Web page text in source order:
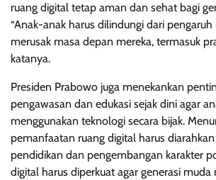
ruang digital tetap aman dan sehat bagi
“Anak-anak harus dilindungi dari
merusak masa depan mereka, termasuk
katanya.
Presiden Prabowo juga menekankan
pengawasan dan edukasi sejak dini agar
menggunakan teknologi secara bijak.
pemanfaatan ruang digital harus
pendidikan dan pengembangan karakter
digital harus diperkuat agar generasi